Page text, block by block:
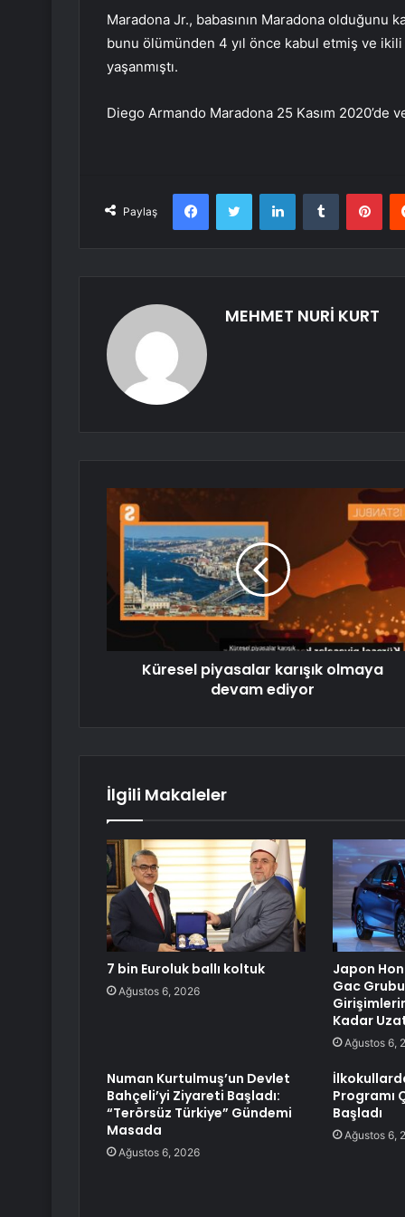
Maradona Jr., babasının Maradona olduğunu
bunu ölümünden 4 yıl önce kabul etmiş ve ikili
yaşanmıştı.
Diego Armando Maradona 25 Kasım 2020’de
Paylaş
FacebookTwitter LinkedInTumblr
MEHMET NURİ KURT
Küresel piyasalar karışık olmaya
devam ediyor
İlgili Makaleler
7 bin Euroluk ballı koltuk
Ağustos 6, 2026
Japon
Gac
Kadar
Ağustos 6,
Numan Kurtulmuş’un Devlet
Bahçeli’yi Ziyareti Başladı:
“Terörsüz Türkiye” Gündemi
Masada
Ağustos 6, 2026
Programı
Başladı
Ağustos 6,